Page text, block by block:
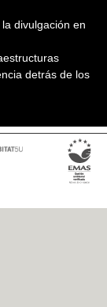
divulgación en
detrás de los